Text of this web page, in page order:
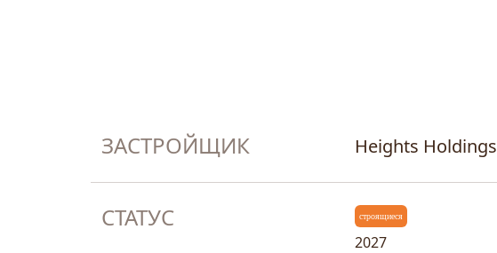
ЗАСТРОЙЩИК Heights Holdings
СТАТУС строящиеся
2027